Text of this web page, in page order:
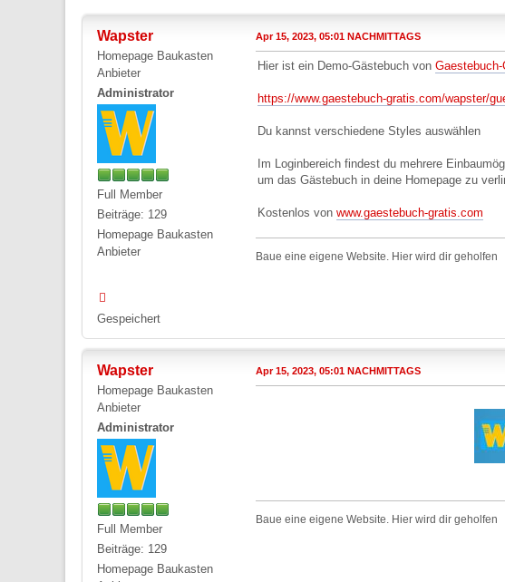
Wapster
Homepage Baukasten
Anbieter
Administrator
Full Member
Beiträge: 129
Homepage Baukasten
Anbieter
Gespeichert
Apr 15, 2023, 05:01 NACHMITTAGS
Hier ist ein Demo-Gästebuch von
https://www.gaestebuch-gratis.com/wapster/
Du kannst verschiedene Styles auswählen
Im Loginbereich findest du mehrere
um das Gästebuch in deine Homepage zu
Kostenlos von www.gaestebuch-gratis.com
Baue eine eigene Website. Hier wird dir geholfen
Wapster
Homepage Baukasten
Anbieter
Administrator
Full Member
Beiträge: 129
Homepage Baukasten
Apr 15, 2023, 05:01 NACHMITTAGS
Baue eine eigene Website. Hier wird dir geholfen